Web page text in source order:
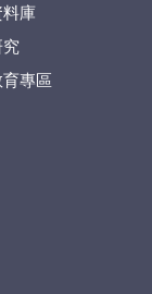
料庫
究
育專區